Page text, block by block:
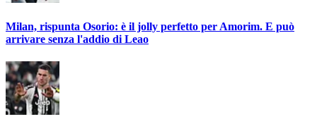
Milan, rispunta Osorio: è il jolly perfetto per Amorim. E può
arrivare senza l'addio di Leao